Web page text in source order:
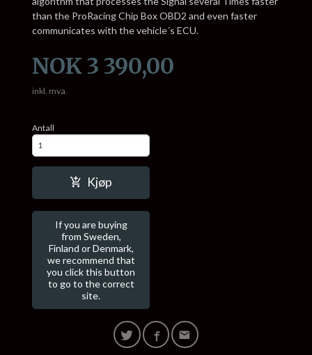
than the ProRacing Chip Box OBD2 and even faster
communicates with the vehicle´s ECU.
Pris
NOK 3 390,00
inkl. mva.
Antall
Kjøp
If you are buying
from Sweden,
Finland or Denmark,
we recommend that
you click this button
to go to the correct
site.